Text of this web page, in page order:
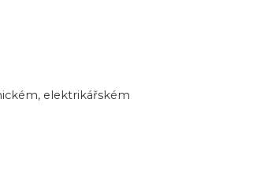
elektrikářském